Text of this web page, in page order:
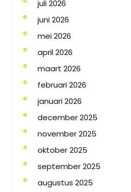
juli 2026
juni 2026
mei 2026
april 2026
maart 2026
februari 2026
januari 2026
december 2025
november 2025
oktober 2025
september 2025
augustus 2025